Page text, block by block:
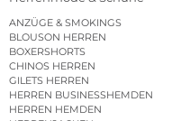
ANZÜGE & SMOKINGS
BLOUSON HERREN
BOXERSHORTS
CHINOS HERREN
GILETS HERREN
HERREN BUSINESSHEMDEN
HERREN HEMDEN